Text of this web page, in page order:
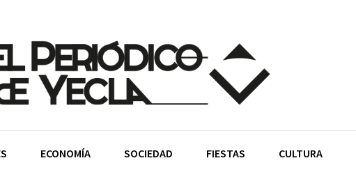
ECONOMÍA SOCIEDAD FIESTAS CULTURA